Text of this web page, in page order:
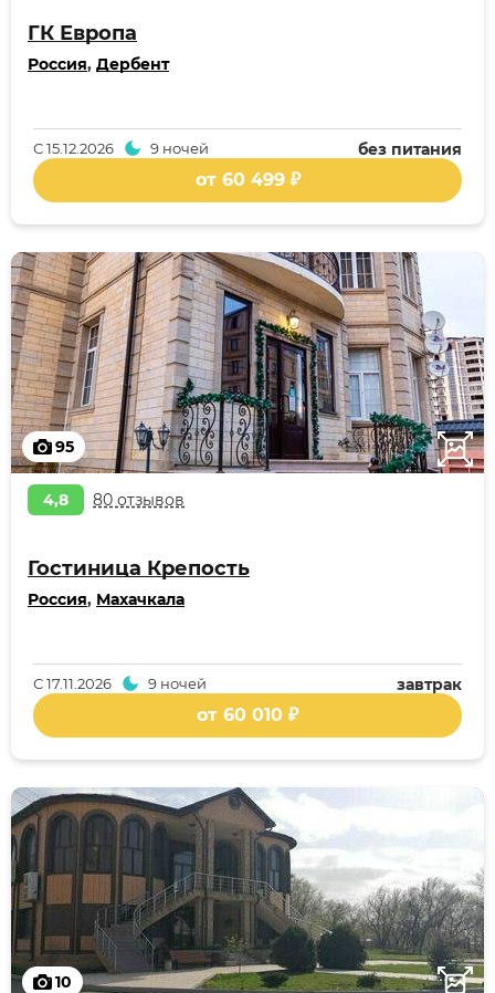
ГК Европа
Россия, Дербент
без питания
С15.12.2026 9 ночей
от 60 499 ₽
95
4,8 80 отзывов
Гостиница Крепость
Россия, Махачкала
завтрак
С17.11.2026 9 ночей
от 60 010 ₽
10